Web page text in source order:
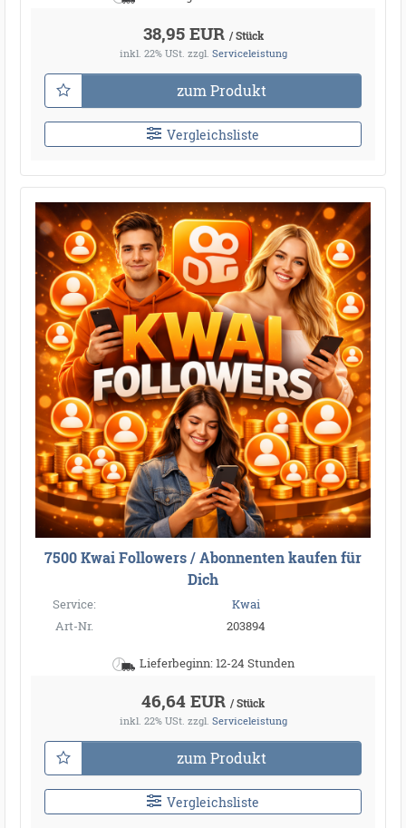
38,95 EUR / Stück
inkl. 22% USt. zzgl. Serviceleistung
zum Produkt
Vergleichsliste
7500 Kwai Followers / Abonnenten kaufen für
Dich
Service:
Kwai
Art-Nr.
203894
Lieferbeginn: 12-24 Stunden
46,64 EUR / Stück
inkl. 22% USt. zzgl. Serviceleistung
zum Produkt
Vergleichsliste